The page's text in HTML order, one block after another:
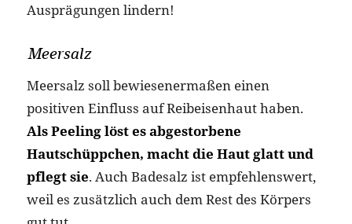
Ausprägungen lindern!
Meersalz
Meersalz soll bewiesenermaßen einen
positiven Einfluss auf Reibeisenhaut haben.
Als Peeling löst es abgestorbene
Hautschüppchen, macht die Haut glatt und
pflegt sie. Auch Badesalz ist empfehlenswert,
weil es zusätzlich auch dem Rest des Körpers